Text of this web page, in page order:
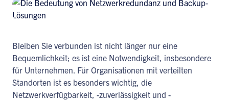
Bleiben Sie verbunden ist nicht länger nur eine
Bequemlichkeit; es ist eine Notwendigkeit, insbesondere
für Unternehmen. Für Organisationen mit verteilten
Standorten ist es besonders wichtig, die
Netzwerkverfügbarkeit, -zuverlässigkeit und -